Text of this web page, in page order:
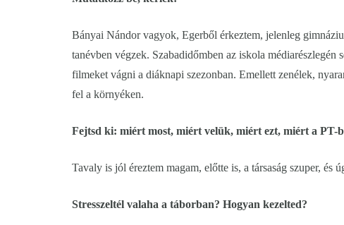
Bányai Nándor vagyok, Egerből érkeztem, jelenleg
tanévben végzek. Szabadidőmben az iskola
filmeket vágni a diáknapi szezonban. Emellett zenélek,
fel a környéken.
Fejtsd ki: miért most, miért velük, miért ezt, miért a PT-
Tavaly is jól éreztem magam, előtte is, a társaság szuper, és
Stresszeltél valaha a táborban? Hogyan kezelted?